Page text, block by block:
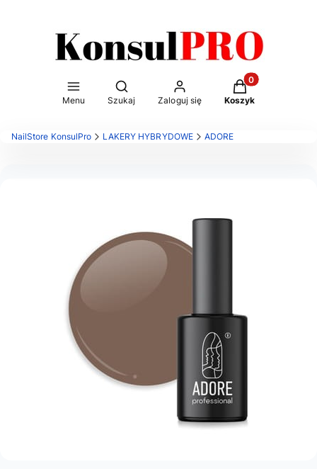
Menu
Otwórz wyszukiwarkę
Szukaj Zaloguj się
Produkty w
Koszyk
NailStore KonsulPro LAKERY HYBRYDOWE ADORE